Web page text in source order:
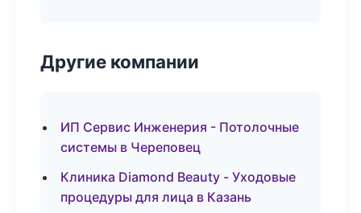
Другие компании
ИП Сервис Инженерия - Потолочные
системы в Череповец
Клиника Diamond Beauty - Уходовые
процедуры для лица в Казань